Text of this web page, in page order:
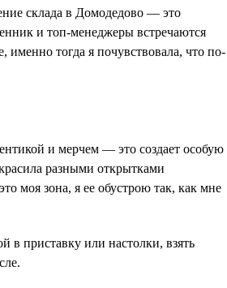
склада в Домодедово — это
и топ-менеджеры встречаются
именно тогда я почувствовала, что по-
и мерчем — это создает особую
разными открытками
моя зона, я ее обустрою так, как мне
приставку или настолки, взять